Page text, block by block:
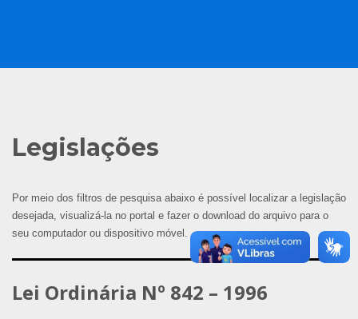
Legislações
Por meio dos filtros de pesquisa abaixo é possível localizar a legislação
desejada, visualizá-la no portal e fazer o download do arquivo para o
seu computador ou dispositivo móvel.
Lei Ordinária Nº 842 – 1996